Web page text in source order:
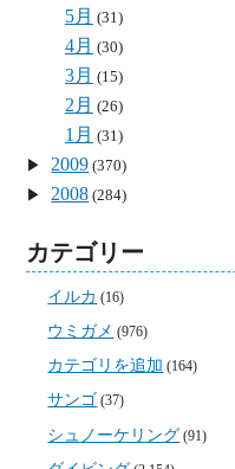
5月 (31)
4月 (30)
3月 (15)
2月 (26)
1月 (31)
2009 (370)
2008 (284)
カテゴリー
イルカ (16)
ウミガメ (976)
カテゴリを追加 (164)
サンゴ (37)
シュノーケリング (91)